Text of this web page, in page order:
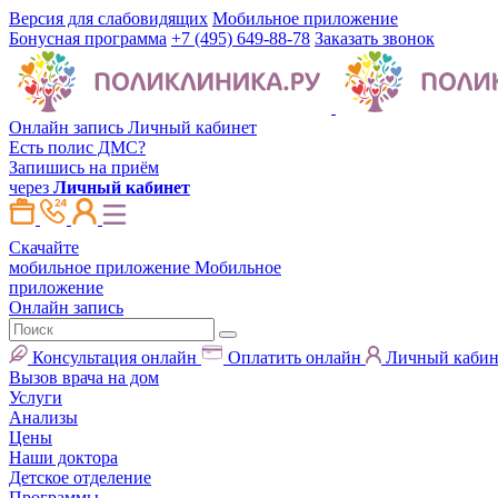
Версия для слабовидящих Мобильное приложение
Бонусная программа +7 (495) 649-88-78 Заказать звонок
Онлайн запись Личный кабинет
Есть полис ДМС?
Запишись на приём
через Личный кабинет
Скачайте
мобильное приложение Мобильное
приложение
Онлайн запись
Консультация онлайн Оплатить онлайн
Личный
Вызов врача на дом
Услуги
Анализы
Цены
Наши доктора
Детское отделение